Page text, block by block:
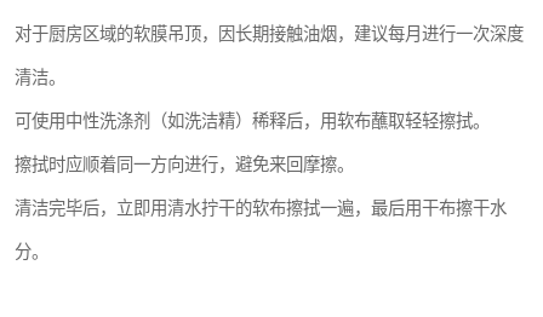
对于厨房区域的软膜吊顶，因长期接触油烟，建议每月进行一次深度
清洁。
可使用中性洗涤剂（如洗洁精）稀释后，用软布蘸取轻轻擦拭。
擦拭时应顺着同一方向进行，避免来回摩擦。
清洁完毕后，立即用清水拧干的软布擦拭一遍，最后用干布擦干水
分。